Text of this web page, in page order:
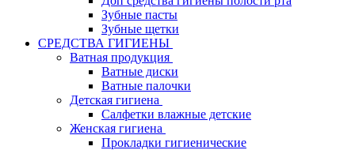
Зубные пасты
Зубные щетки
СРЕДСТВА ГИГИЕНЫ
Ватная продукция
Ватные диски
Ватные палочки
Детская гигиена
Салфетки влажные детские
Женская гигиена
Прокладки гигиенические